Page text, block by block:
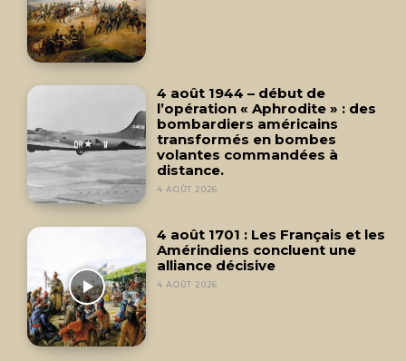
4 août 1944 – début de
l’opération « Aphrodite » : des
bombardiers américains
transformés en bombes
volantes commandées à
distance.
4 AOÛT 2026
4 août 1701 : Les Français et les
Amérindiens concluent une
alliance décisive
4 AOÛT 2026